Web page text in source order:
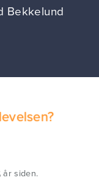
Bekkelund
år siden.